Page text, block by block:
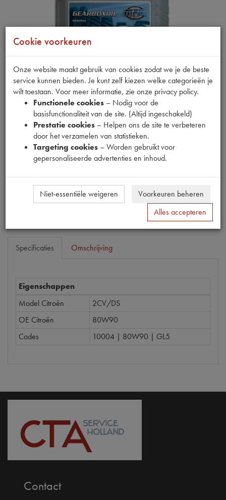
Fabrikant
Productnummer
1911033
€55,14 (€45,57excl. btw)
Specificaties Omschrijving
Eigenschappen
Model Citroën
2CV/DS
OE Citroën
80W90
Codes
10004 | 80W90 | GL5
Contact
Cookie voorkeuren
Onze website maakt gebruik van cookies zodat we je de beste
service kunnen bieden. Je kunt zelf kiezen welke categorieën je
wilt toestaan. Voor meer informatie, zie onze privacy policy.
Functionele cookies – Nodig voor de
basisfunctionaliteit van de site. (Altijd ingeschakeld)
Prestatie cookies – Helpen ons de site te verbeteren
door het verzamelen van statistieken.
Targeting cookies – Worden gebruikt voor
gepersonaliseerde advertenties en inhoud.
Niet-essentiële weigeren
Voorkeuren beheren
Alles accepteren